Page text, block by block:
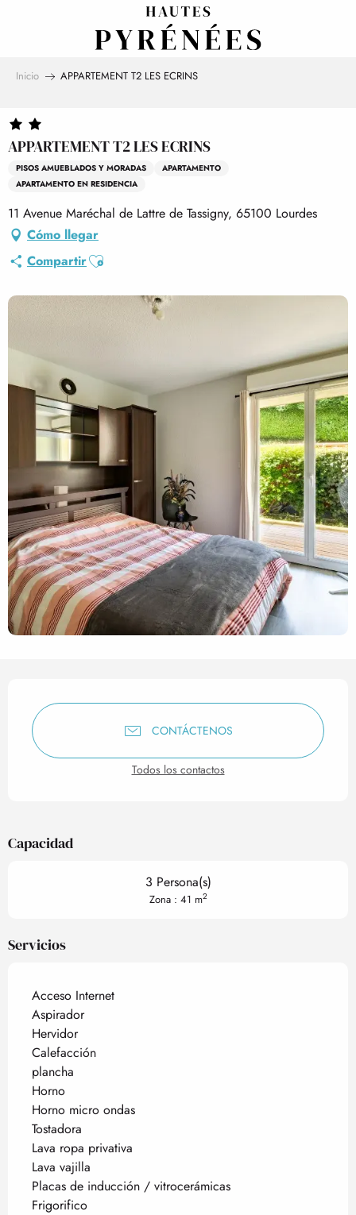
Inicio APPARTEMENT T2 LES ECRINS
APPARTEMENT T2 LES ECRINS
PISOS AMUEBLADOS Y MORADAS
APARTAMENTO
APARTAMENTO EN RESIDENCIA
11 Avenue Maréchal de Lattre de Tassigny, 65100 Lourdes
Cómo llegar
CompartirAjouter aux favoris
Horarios y datos de
CONTÁCTENOS
Todos los contactos
Capacidad
3 Persona(s)
Zona : 41 m2
Servicios
Acceso Internet
Aspirador
Hervidor
Calefacción
plancha
Horno
Horno micro ondas
Tostadora
Lava ropa privativa
Lava vajilla
Placas de inducción / vitrocerámicas
Frigorifico